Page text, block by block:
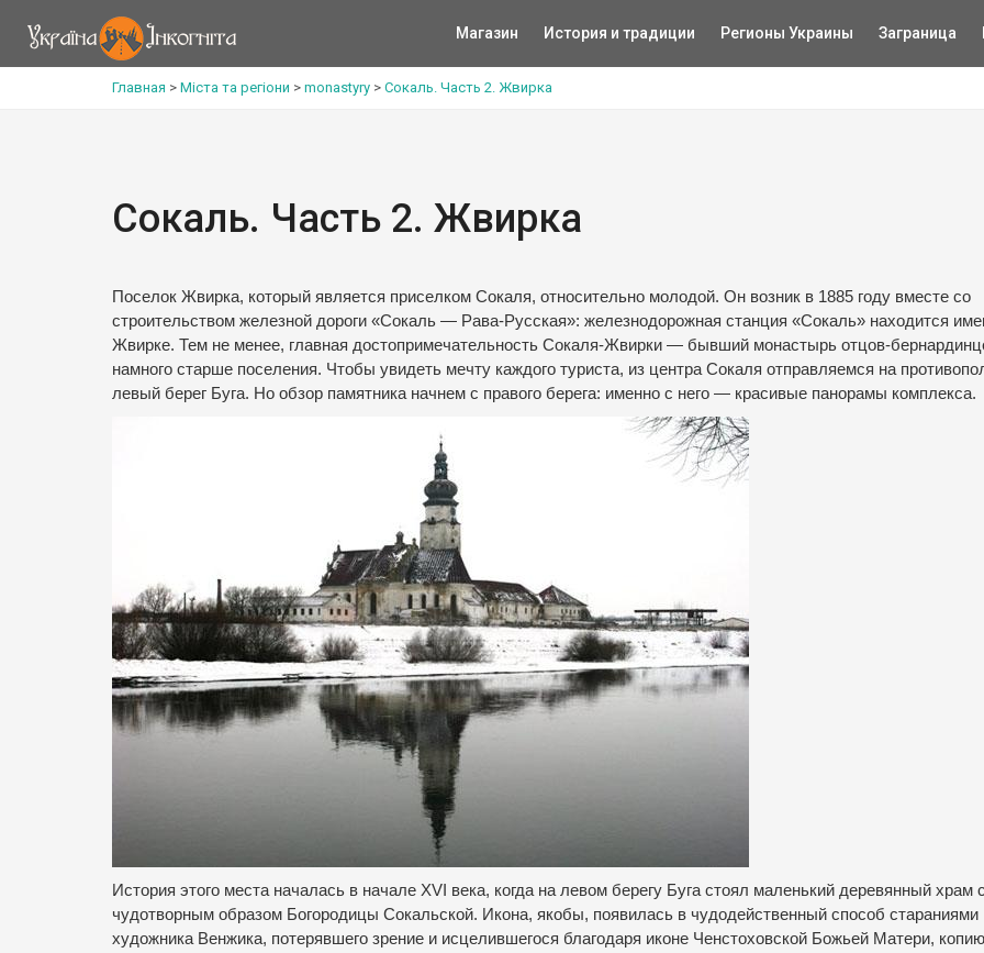
Магазин История и традиции Регионы Украины Заграница
Главная > Міста та регіони > monastyry > Сокаль. Часть 2. Жвирка
Сокаль. Часть 2. Жвирка
Поселок Жвирка, который является приселком Сокаля, относительно молодой. Он возник в 1885 году вместе со
строительством железной дороги «Сокаль — Рава-Русская»: железнодорожная станция «Сокаль» находится
Жвирке. Тем не менее, главная достопримечательность Сокаля-Жвирки — бывший монастырь отцов-
намного старше поселения. Чтобы увидеть мечту каждого туриста, из центра Сокаля отправляемся на
левый берег Буга. Но обзор памятника начнем с правого берега: именно с него — красивые панорамы комплекса.
История этого места началась в начале XVI века, когда на левом берегу Буга стоял маленький деревянный храм
чудотворным образом Богородицы Сокальской. Икона, якобы, появилась в чудодейственный способ стараниями
художника Венжика, потерявшего зрение и исцелившегося благодаря иконе Ченстоховской Божьей Матери, копию